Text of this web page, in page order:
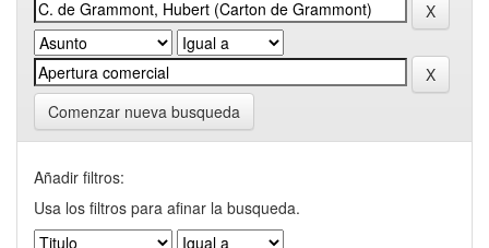
Comenzar nueva busqueda
Añadir filtros:
Usa los filtros para afinar la busqueda.